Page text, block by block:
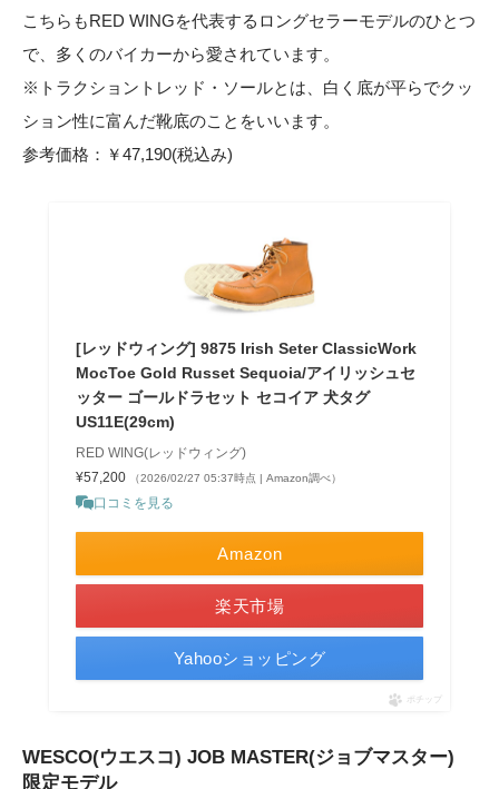
こちらもRED WINGを代表するロングセラーモデルのひとつ
で、多くのバイカーから愛されています。
※トラクショントレッド・ソールとは、白く底が平らでクッ
ション性に富んだ靴底のことをいいます。
参考価格：￥47,190(税込み)
[レッドウィング] 9875 Irish Seter ClassicWork
MocToe Gold Russet Sequoia/アイリッシュセ
ッター ゴールドラセット セコイア 犬タグ
US11E(29cm)
RED WING(レッドウィング)
¥57,200
（2026/02/27 05:37時点 | Amazon調べ）
口コミを見る
Amazon
楽天市場
Yahooショッピング
ポチップ
WESCO(ウエスコ) JOB MASTER(ジョブマスター)
限定モデル